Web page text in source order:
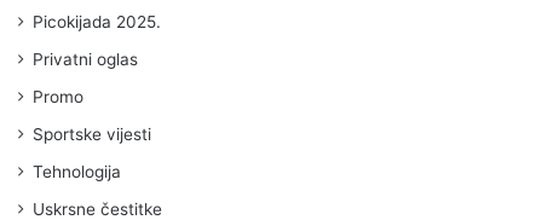
Picokijada 2025.
Privatni oglas
Promo
Sportske vijesti
Tehnologija
Uskrsne čestitke